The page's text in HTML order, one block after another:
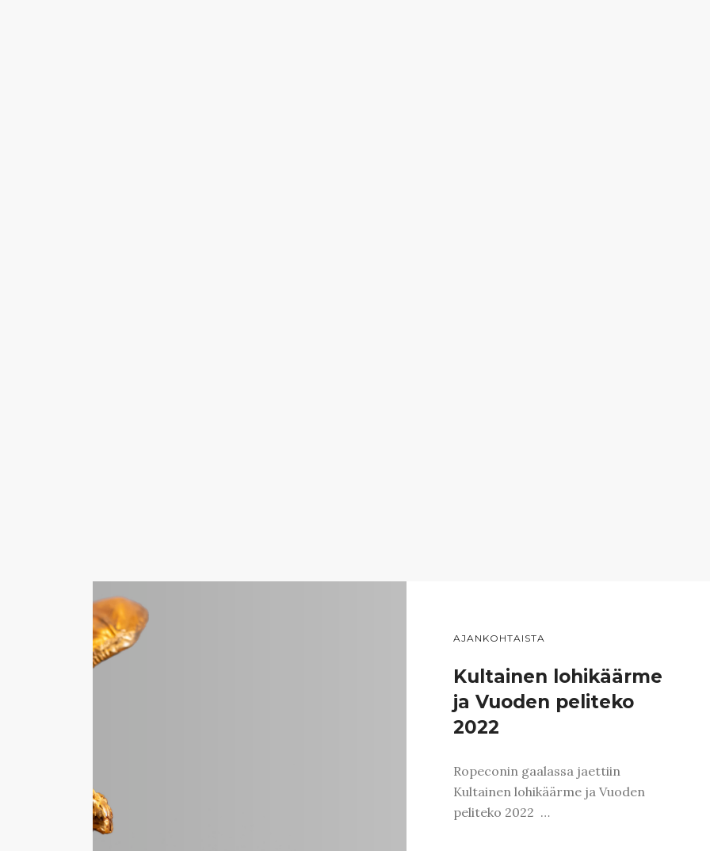
AJANKOHTAISTA
Kultainen lohikäärme
ja Vuoden peliteko
2022
Ropeconin gaalassa jaettiin
Kultainen lohikäärme ja Vuoden
peliteko 2022 …